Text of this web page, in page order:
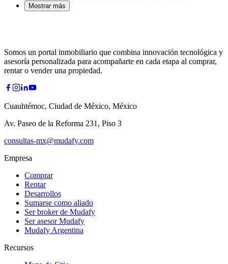
Mostrar más
Somos un portal inmobiliario que combina innovación tecnológica y
asesoría personalizada para acompañarte en cada etapa al comprar,
rentar o vender una propiedad.
Cuauhtémoc, Ciudad de México, México
Av. Paseo de la Reforma 231, Piso 3
consultas-mx@mudafy.com
Empresa
Comprar
Rentar
Desarrollos
Sumarse como aliado
Ser broker de Mudafy
Ser asesor Mudafy
Mudafy Argentina
Recursos